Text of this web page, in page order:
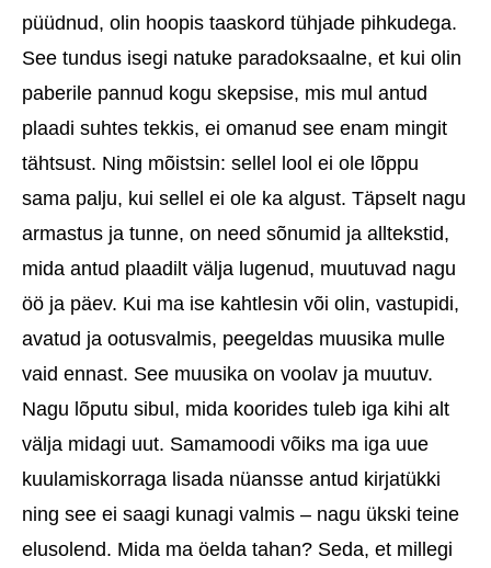
püüdnud, olin hoopis taaskord tühjade pihkudega.
See tundus isegi natuke paradoksaalne, et kui olin
paberile pannud kogu skepsise, mis mul antud
plaadi suhtes tekkis, ei omanud see enam mingit
tähtsust. Ning mõistsin: sellel lool ei ole lõppu
sama palju, kui sellel ei ole ka algust. Täpselt nagu
armastus ja tunne, on need sõnumid ja alltekstid,
mida antud plaadilt välja lugenud, muutuvad nagu
öö ja päev. Kui ma ise kahtlesin või olin, vastupidi,
avatud ja ootusvalmis, peegeldas muusika mulle
vaid ennast. See muusika on voolav ja muutuv.
Nagu lõputu sibul, mida koorides tuleb iga kihi alt
välja midagi uut. Samamoodi võiks ma iga uue
kuulamiskorraga lisada nüansse antud kirjatükki
ning see ei saagi kunagi valmis – nagu ükski teine
elusolend. Mida ma öelda tahan? Seda, et millegi